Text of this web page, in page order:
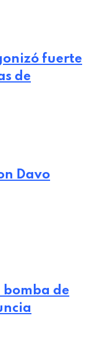
fuerte
de
Davo
bomba de